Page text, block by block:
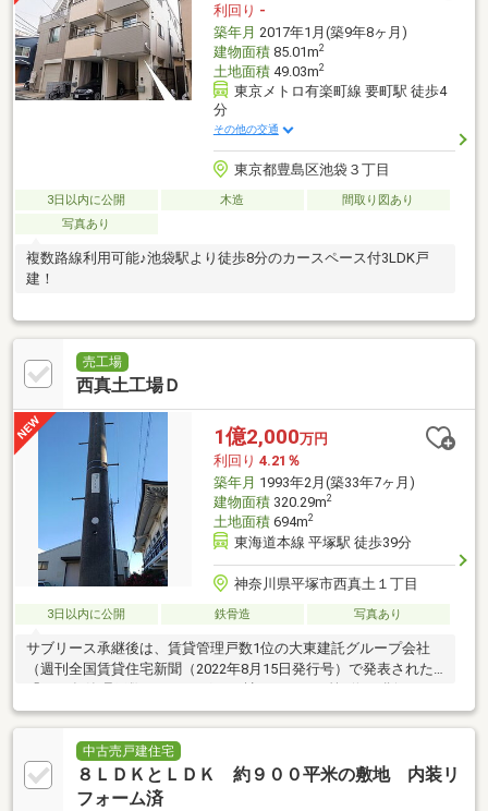
利回り -
築年月 2017年1月(築9年8ヶ月)
建物面積85.01m2
土地面積49.03m2
東京メトロ有楽町線 要町駅 徒歩4
分
その他の交通
東京都豊島区池袋３丁目
3日以内に公開 木造
間取り図あり
写真あり
複数路線利用可能♪池袋駅より徒歩8分のカースペース付3LDK戸
建！
売工場
西真土工場Ｄ
1億2,000万円
利回り 4.21％
築年月 1993年2月(築33年7ヶ月)
建物面積320.29m2
土地面積694m2
東海道本線 平塚駅 徒歩39分
神奈川県平塚市西真土１丁目
3日以内に公開 鉄骨造 写真あり
サブリース承継後は、賃貸管理戸数1位の大東建託グループ会社
（週刊全国賃貸住宅新聞（2022年8月15日発行号）で発表された
「2022年管理戸数ランキング1083社」において第1位を獲得）が
管理を行い、
中古売戸建住宅
８ＬＤＫとＬＤＫ 約９００平米の敷地 内装リ
フォーム済